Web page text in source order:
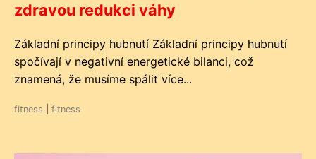
zdravou redukci váhy
Základní principy hubnutí Základní principy hubnutí
spočívají v negativní energetické bilanci, což
znamená, že musíme spálit více...
fitness fitness